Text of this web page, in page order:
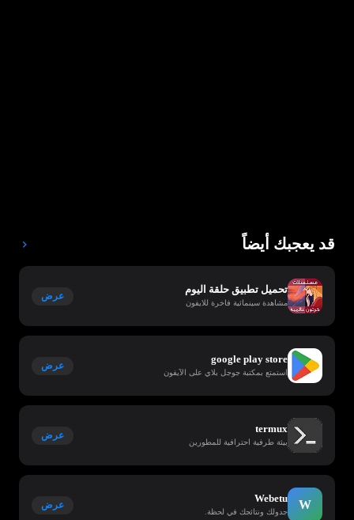
قد يعجبك أيضاً
تحميل تطبيق حلقة اليوم
مشاهدة سينمائية فاخرة للايفون
عرض
google play store
استمتع بمكتبة جوجل بلاي على الآيفون
عرض
termux
بيئة طرفية احترافية للمطورين
عرض
W
Webetu
جدولك ونتائجك في لحظة.
عرض